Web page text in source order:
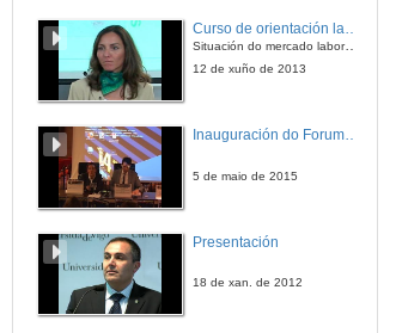
13 de mar. de 2014
14 de mar. de 2014
Situación do mercado laboral. Da Universidade ao mundo laboral. Oportunidades de traballo e emprego.
12 de xuño de 2013
Inauguración do ForumEmprego: Dª Emilia Seoane
5 de maio de 2015
Presentación
18 de xan. de 2012